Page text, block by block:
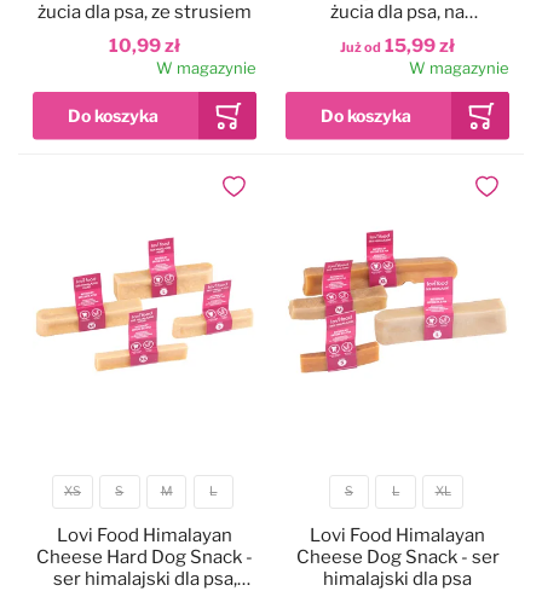
10,99 zł
żucia dla psa, ze strusiem
W magazynie
Już od 15,99 zł
żucia dla psa, na
odporność
W magazynie
Rozmiar
XS S M L
Lovi Food Himalayan
Cheese Hard Dog Snack -
ser himalajski dla psa,
Dodaj do ulubionych
Rozmiar
S L XL
Lovi Food Himalayan
Cheese Dog Snack - ser
himalajski dla psa
Dodaj